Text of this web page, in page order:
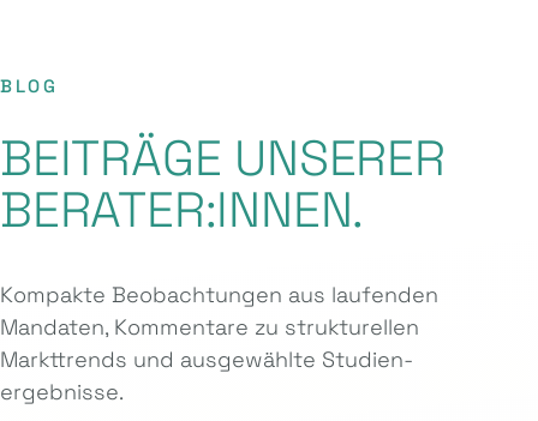
BLOG
BEITRÄGE UNSERER
BERATER:INNEN.
Kompakte Beobachtungen aus laufenden
Mandaten, Kommentare zu strukturellen
Markttrends und ausgewählte Studien­
ergebnisse.